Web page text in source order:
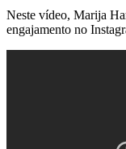
Neste vídeo, Marija
engajamento no